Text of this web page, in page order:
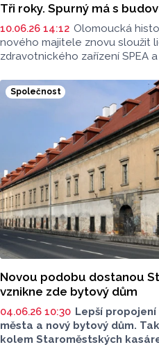
Tři roky. Spurný má s
10.06.26 14:12 Olomoucká
nového majitele znovu sloužit
zdravotnického zařízení SPEA
a hledat řešení společně s
Společnost
Novou podobu dostanou
vznikne zde bytový dům
04.06.26 10:30 Lepší
města a nový bytový dům.
kolem Staroměstských